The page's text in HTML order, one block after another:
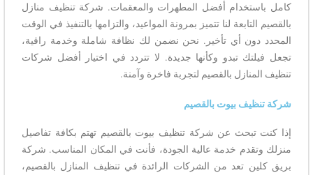
كامل باستخدام أفضل المطهرات والمعقمات. شركة تنظيف منازل
بالقصيم التابعة لنا تتميز بمرونة المواعيد، والتزامها بالتنفيذ في الوقت
المحدد دون أي تأخير. نحن نضمن لك نظافة شاملة وخدمة راقية،
تجعل فيلتك تبدو وكأنها جديدة. لا تتردد في اختيار أفضل شركات
تنظيف المنازل بالقصيم لتجربة فاخرة وآمنة.
شركة تنظيف بيوت بالقصيم
إذا كنت تبحث عن شركة تنظيف بيوت بالقصيم تهتم بكافة تفاصيل
منزلك وتقدم خدمة عالية الجودة، فأنت في المكان المناسب. شركة
بريق كلين تعد من الشركات الرائدة في تنظيف المنازل بالقصيم،